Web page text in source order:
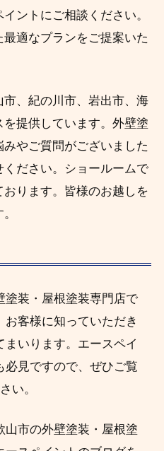
ントにご相談ください。
適なプランをご提案いた
、紀の川市、岩出市、海
提供しています。外壁塗
やご質問がございました
ださい。ショールームで
ります。皆様のお越しを
塗装・屋根塗装専門店で
客様に知っていただき
いります。エースペイ
必見ですので、ぜひご覧
い。
山市の外壁塗装・屋根塗